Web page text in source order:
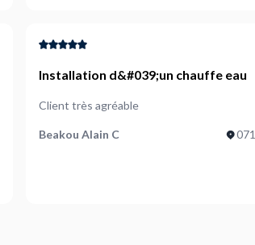
Installation d&#039;un chauffe eau
Client très agréable
Beakou Alain C